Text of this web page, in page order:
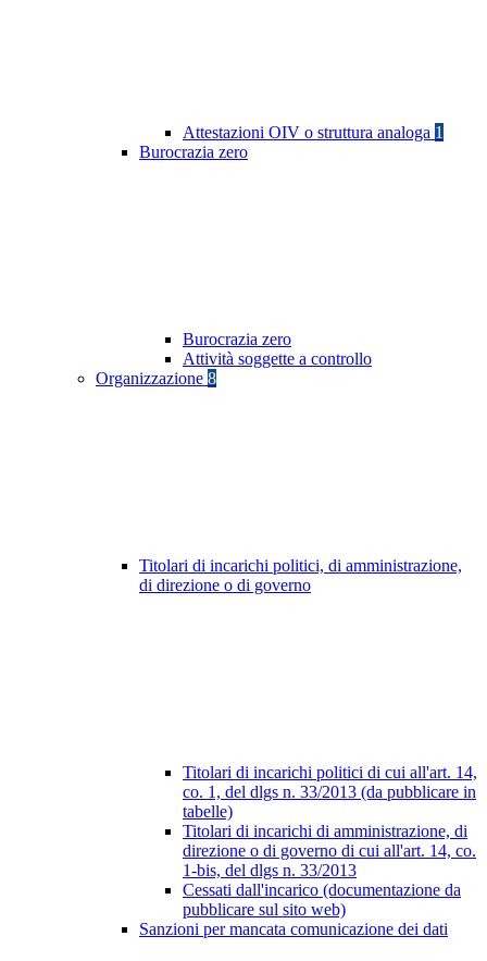
Attestazioni OIV o struttura analoga 1
Burocrazia zero
Burocrazia zero
Attività soggette a controllo
Organizzazione 8
Titolari di incarichi politici, di amministrazione,
di direzione o di governo
Titolari di incarichi politici di cui all'art. 14,
co. 1, del dlgs n. 33/2013 (da pubblicare in
tabelle)
Titolari di incarichi di amministrazione, di
direzione o di governo di cui all'art. 14, co.
1-bis, del dlgs n. 33/2013
Cessati dall'incarico (documentazione da
pubblicare sul sito web)
Sanzioni per mancata comunicazione dei dati